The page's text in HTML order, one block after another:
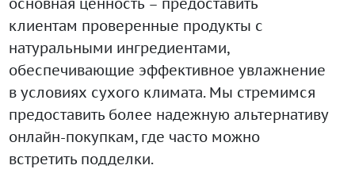
клиентам проверенные продукты с
натуральными ингредиентами,
обеспечивающие эффективное увлажнение
в условиях сухого климата. Мы стремимся
предоставить более надежную альтернативу
онлайн-покупкам, где часто можно
встретить подделки.